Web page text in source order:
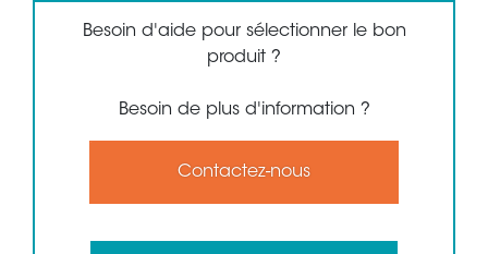
Besoin d'aide pour sélectionner le bon
produit ?
Besoin de plus d'information ?
Contactez-nous